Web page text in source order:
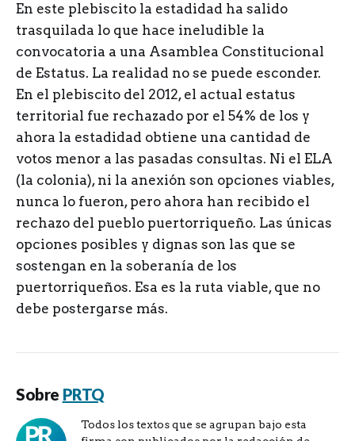
En este plebiscito la estadidad ha salido
trasquilada lo que hace ineludible la
convocatoria a una Asamblea Constitucional
de Estatus. La realidad no se puede esconder.
En el plebiscito del 2012, el actual estatus
territorial fue rechazado por el 54% de los y
ahora la estadidad obtiene una cantidad de
votos menor a las pasadas consultas. Ni el ELA
(la colonia), ni la anexión son opciones viables,
nunca lo fueron, pero ahora han recibido el
rechazo del pueblo puertorriqueño. Las únicas
opciones posibles y dignas son las que se
sostengan en la soberanía de los
puertorriqueños. Esa es la ruta viable, que no
debe postergarse más.
Sobre PRTQ
Todos los textos que se agrupan bajo esta